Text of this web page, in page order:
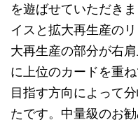
を遊ばせていただき
イスと拡大再生産の
大再生産の部分が右
に上位のカードを重
目指す方向によって
たです。中量級のお